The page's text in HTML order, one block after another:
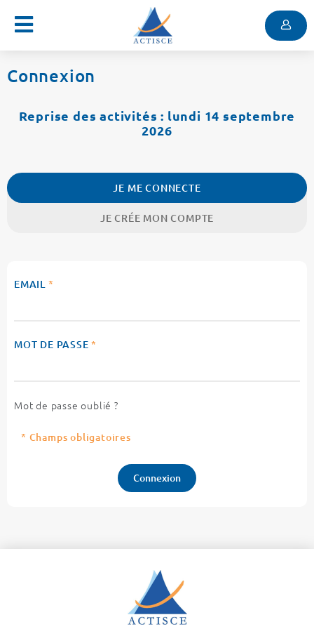
Menu
Connexion
Reprise des activités : lundi 14 septembre
2026
JE ME CONNECTE
JE CRÉE MON COMPTE
EMAIL *
MOT DE PASSE *
Mot de passe oublié ?
* Champs obligatoires